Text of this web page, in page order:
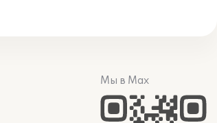
Мы в Max